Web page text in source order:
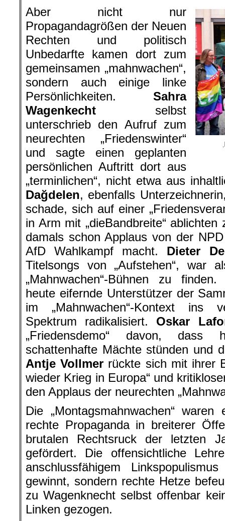
Aber nicht nur
Propagandagrößen der Neuen
Rechten und politisch
Unbedarfte kamen dort zum
gemeinsamen „mahnwachen“,
sondern auch einige linke
Persönlichkeiten. Sahra
Wagenkecht selbst
unterschrieb den Aufruf zum
neurechten „Friedenswinter“
und sagte einen geplanten
persönlichen Auftritt dort aus
„terminlichen“, nicht etwa aus
Dağdelen, ebenfalls
schade, sich auf einer
in Arm mit „dieBandbreite“
damals schon Applaus von der
AfD Wahlkampf macht. Dieter
Titelsongs von „Aufstehen“, war
„Mahnwachen“-Bühnen zu
heute eifernde Unterstützer der
im „Mahnwachen“-Kontext ins
Spektrum radikalisiert. Oskar
„Friedensdemo“ davon, dass
schattenhafte Mächte stünden und
Antje Vollmer rückte sich mit ihrer
wieder Krieg in Europa“ und
den Applaus der neurechten
Die „Montagsmahnwachen“
rechte Propaganda in breiterer
brutalen Rechtsruck der letzten
gefördert. Die offensichtliche
anschlussfähigem
gewinnt, sondern rechte Hetze
zu Wagenknecht selbst offenbar
Linken gezogen.